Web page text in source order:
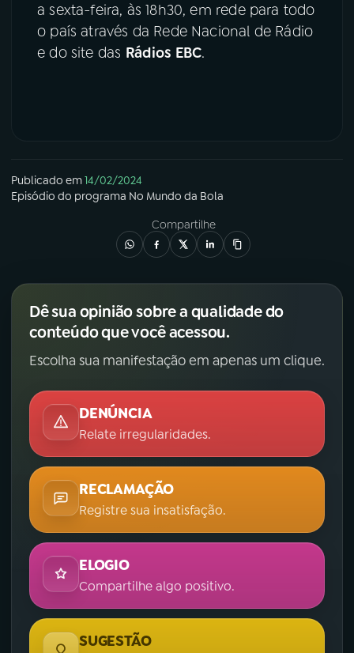
a sexta-feira, às 18h30, em rede para todo
o país através da Rede Nacional de Rádio
e do site das Rádios EBC.
Publicado em14/02/2024
Episódio do programa No Mundo da Bola
Compartilhe
Dê sua opinião sobre a qualidade do
conteúdo que você acessou.
Escolha sua manifestação em apenas um clique.
DENÚNCIA
Relate irregularidades.
RECLAMAÇÃO
Registre sua insatisfação.
ELOGIO
Compartilhe algo positivo.
SUGESTÃO